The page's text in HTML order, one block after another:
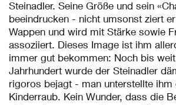
Steinadler. Seine Größe und sein
beeindrucken - nicht umsonst ziert
Wappen und wird mit Stärke sowie
assoziiert. Dieses Image ist ihm
immer gut bekommen: Noch bis
Jahrhundert wurde der Steinadler
rigoros bejagt - man unterstellte ihm
Kinderraub. Kein Wunder, dass die